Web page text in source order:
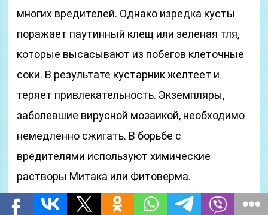
многих вредителей. Однако изредка кусты
поражает паутинный клещ или зеленая тля,
которые высасывают из побегов клеточные
соки. В результате кустарник желтеет и
теряет привлекательность. Экземпляры,
заболевшие вирусной мозаикой, необходимо
немедленно сжигать. В борьбе с
вредителями используют химические
растворы Митака или Фитоверма.
После цветения собирают опавшую листву и